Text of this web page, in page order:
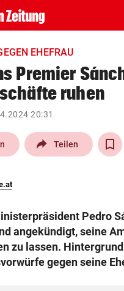
arrow_right
EHEFRAU
Premier
ruhen
20:31
Teilen
Pedro
angekündigt, seine
zu lassen.
gegen seine